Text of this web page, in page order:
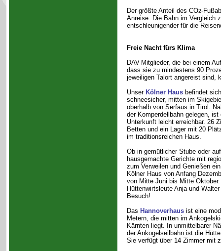
Der größte Anteil des CO2-
Anreise. Die Bahn im Vergleich
entschleunigender für die
Freie Nacht fürs Klima
DAV-Mitglieder, die bei einem
dass sie zu mindestens 90
jeweiligen Talort angereist sind,
Unser Kölner Hausbefindet
schneesicher, mitten im
oberhalb von Serfaus in Tirol.
der Komperdellbahn gelegen, ist
Unterkunft leicht erreichbar. 26
Betten und ein Lager mit 20
im traditionsreichen Haus.
Ob in gemütlicher Stube oder
hausgemachte Gerichte mit
zum Verweilen und Genießen
Kölner Haus von Anfang
von Mitte Juni bis Mitte Oktober.
Hüttenwirtsleute Anja und
Besuch!
Das Hannoverhausist eine
Metern, die mitten im
Kärnten liegt. In unmittelbarer
der Ankogelseilbahn ist die
Sie verfügt über 14 Zimmer mit